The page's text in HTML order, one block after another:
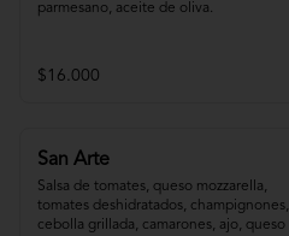
parmesano, aceite de oliva.
$16.000
San Arte
Salsa de tomates, queso mozzarella,
tomates deshidratados, champignones,
cebolla grillada, camarones, ajo, queso